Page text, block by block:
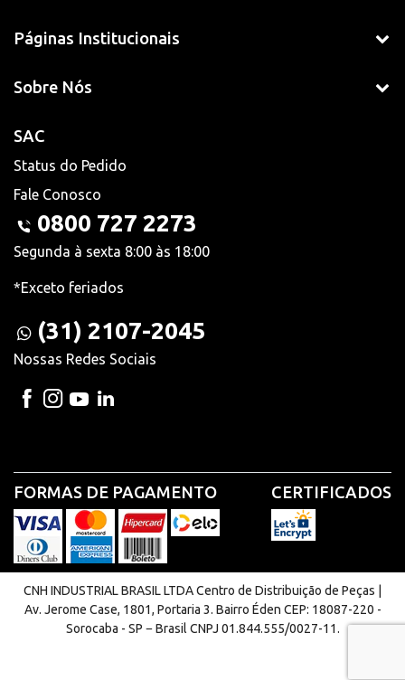
Páginas Institucionais
Sobre Nós
SAC
Status do Pedido
Fale Conosco
0800 727 2273
Segunda à sexta 8:00 às 18:00
*Exceto feriados
(31) 2107-2045
Nossas Redes Sociais
FORMAS DE PAGAMENTO CERTIFICADOS
CNH INDUSTRIAL BRASIL LTDA Centro de Distribuição de Peças |
Av. Jerome Case, 1801, Portaria 3. Bairro Éden CEP: 18087-220 -
Sorocaba - SP − Brasil CNPJ 01.844.555/0027-11.